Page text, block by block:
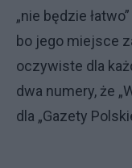
„nie będzie
bo jego miejsce
oczywiste dla
dwa numery, że
dla „Gazety